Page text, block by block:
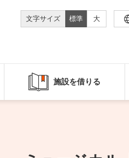
文字サイズ 標準 大
施設を借りる